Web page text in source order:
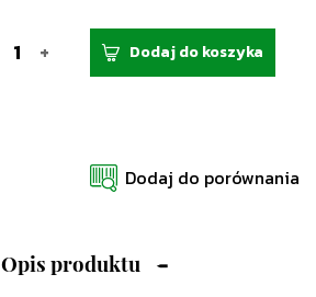
+ Dodaj do koszyka
Dodaj do porównania
Opis produktu